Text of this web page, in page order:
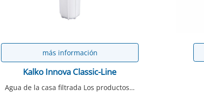
más información
Kalko Innova Classic-Line
Agua de la casa filtrada Los productos…